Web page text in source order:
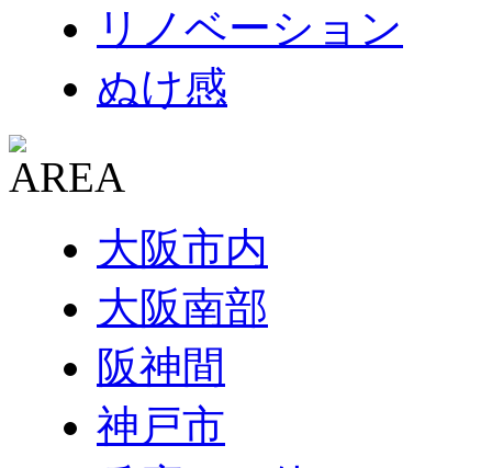
リノベーション
ぬけ感
大阪市内
大阪南部
阪神間
神戸市